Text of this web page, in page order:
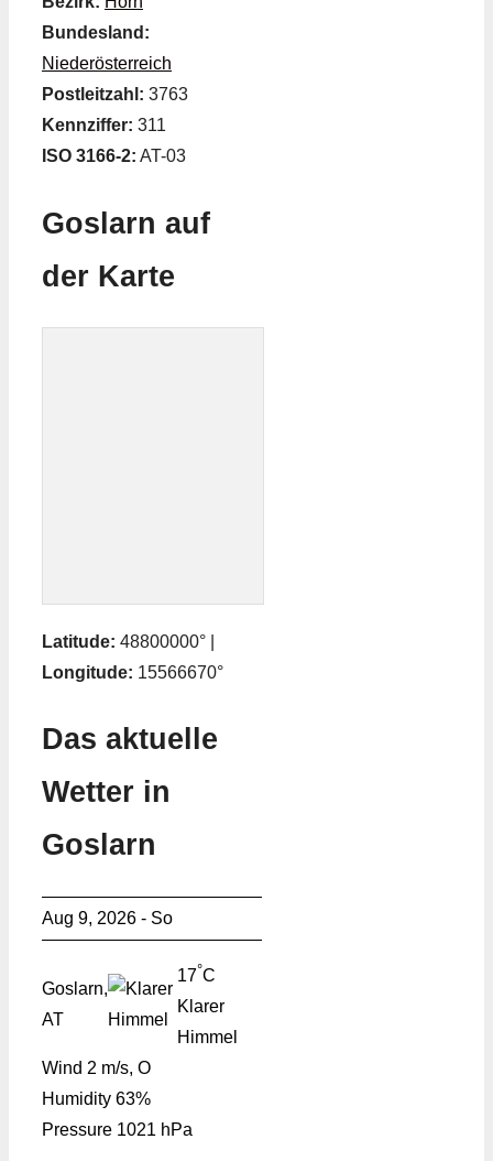
Bundesland:
Niederösterreich
Postleitzahl: 3763
Kennziffer: 311
ISO 3166-2: AT-03
Goslarn auf
der Karte
Latitude: 48800000° |
Longitude: 15566670°
Das aktuelle
Wetter in
Goslarn
Aug 9, 2026 - So
Goslarn,
AT
17°C
Klarer
Himmel
Wind 2 m/s, O
Humidity 63%
Pressure 1021 hPa